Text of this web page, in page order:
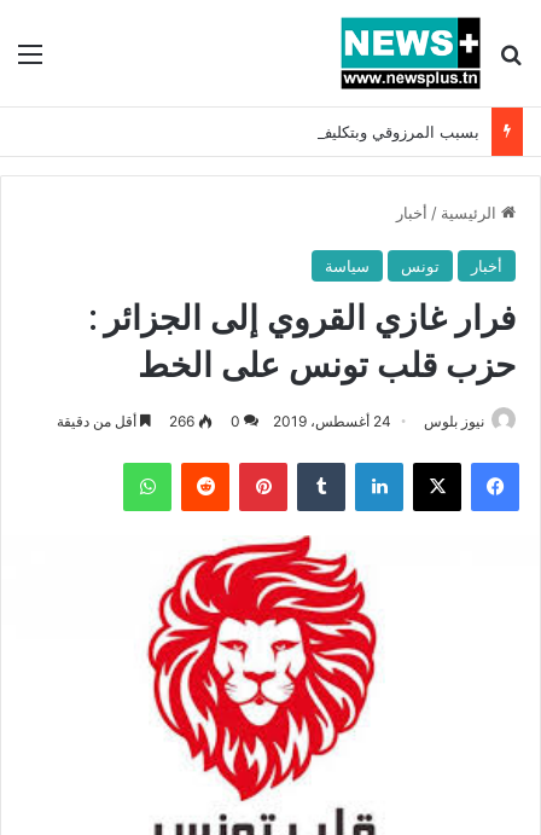
بحث عن
الرئيسية / أخبار
أخبار تونس سياسة
فرار غازي القروي إلى الجزائر :
حزب قلب تونس على الخط
نيوز بلوس 24 أغسطس، 2019 0
266 أقل من دقيقة
فيسبوك X لينكدإن بينتيريست واتساب